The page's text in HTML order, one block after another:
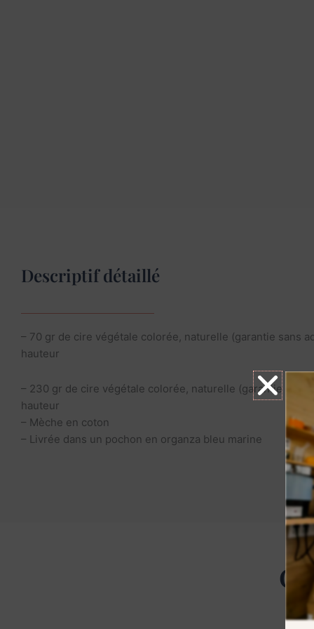
Descriptif détaillé
– 70 gr de cire végétale colorée, naturelle (garantie sans
hauteur
– 230 gr de cire végétale colorée, naturelle (garantie sans
hauteur
– Mèche en coton
– Livrée dans un pochon en organza bleu marine